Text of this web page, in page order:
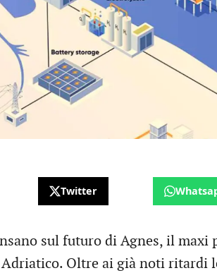
Twitter
sul futuro di Agnes, il maxi
Oltre ai già noti ritardi